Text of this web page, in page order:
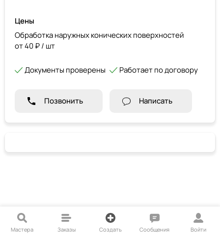
Цены
Обработка наружных конических поверхностей
от 40 ₽ / шт
Документы проверены Работает по договору
Позвонить Написать
Мастера Заказы Создать Сообщения Войти